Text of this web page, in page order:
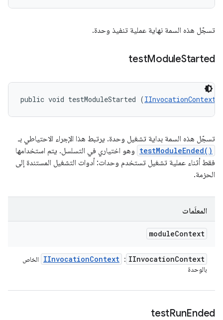
تسجّل هذه السمة نهاية عملية تنفيذ وحدة.
testModuleStarted
public void testModuleStarted (IInvocationContext
تسجّل هذه السمة بداية تشغيل وحدة. يرتبط هذا الإجراء الاحتياطي بـ
testModuleEnded() وهو اختياري في التسلسل. يتم استخدامها
فقط أثناء عملية تشغيل تستخدم وحدات: أدوات التشغيل المستندة إلى
الحزمة.
المعلَمات
moduleContext
IInvocationContext
:
IInvocationContext
الخاص
بالوحدة
testRunEnded